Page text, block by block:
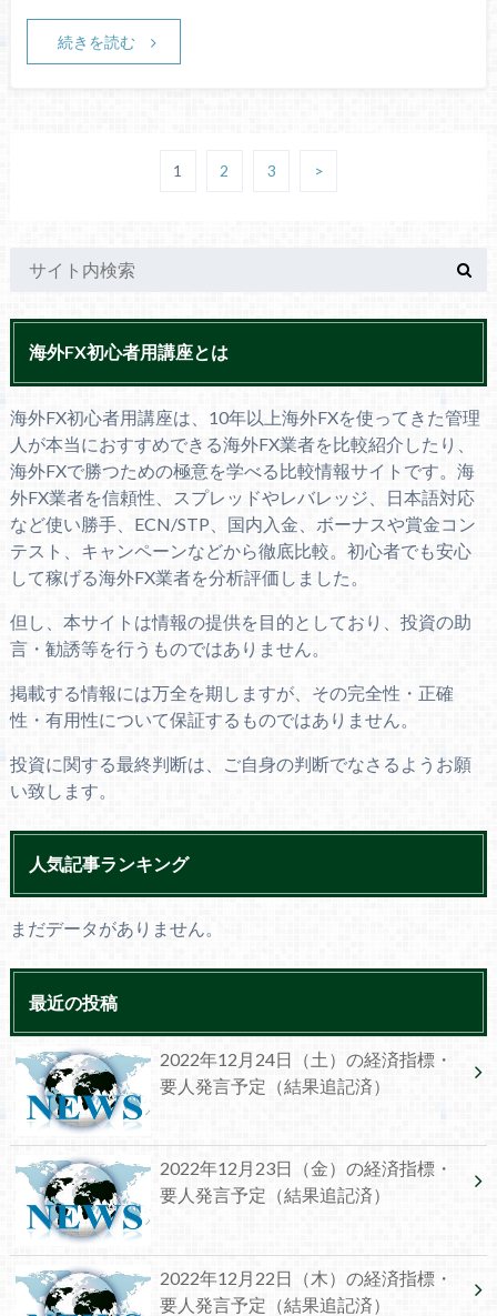
続きを読む
1 2 3 >
海外FX初心者用講座とは
海外FX初心者用講座は、10年以上海外FXを使ってきた管理
人が本当におすすめできる海外FX業者を比較紹介したり、
海外FXで勝つための極意を学べる比較情報サイトです。海
外FX業者を信頼性、スプレッドやレバレッジ、日本語対応
など使い勝手、ECN/STP、国内入金、ボーナスや賞金コン
テスト、キャンペーンなどから徹底比較。初心者でも安心
して稼げる海外FX業者を分析評価しました。
但し、本サイトは情報の提供を目的としており、投資の助
言・勧誘等を行うものではありません。
掲載する情報には万全を期しますが、その完全性・正確
性・有用性について保証するものではありません。
投資に関する最終判断は、ご自身の判断でなさるようお願
い致します。
人気記事ランキング
まだデータがありません。
最近の投稿
2022年12月24日（土）の経済指標・
要人発言予定（結果追記済）
2022年12月23日（金）の経済指標・
要人発言予定（結果追記済）
2022年12月22日（木）の経済指標・
要人発言予定（結果追記済）